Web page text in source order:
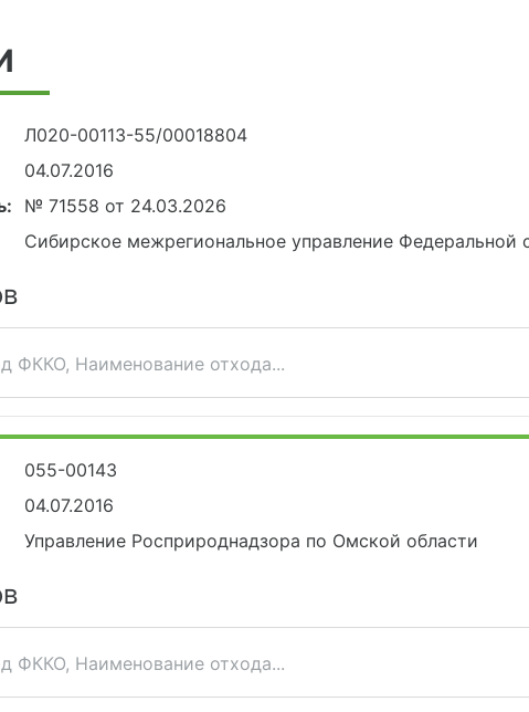
Л020-00113-55/00018804
04.07.2016
№ 71558 от 24.03.2026
Сибирское межрегиональное управление
ФККО, Наименование отхода...
055-00143
04.07.2016
Управление Росприроднадзора по Омской области
ФККО, Наименование отхода...